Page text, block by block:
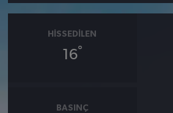
HISSEDILEN
16°
BASINÇ